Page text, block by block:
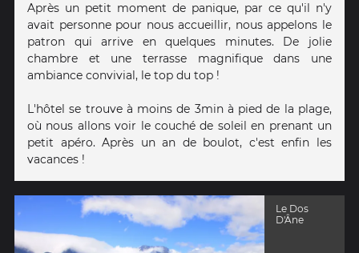
Après un petit moment de panique, par ce qu'il n'y
avait personne pour nous accueillir, nous appelons le
patron qui arrive en quelques minutes. De jolie
chambre et une terrasse magnifique dans une
ambiance convivial, le top du top !
L'hôtel se trouve à moins de 3min à pied de la plage,
où nous allons voir le couché de soleil en prenant un
petit apéro. Après un an de boulot, c'est enfin les
vacances !
Le Dos
D'Âne